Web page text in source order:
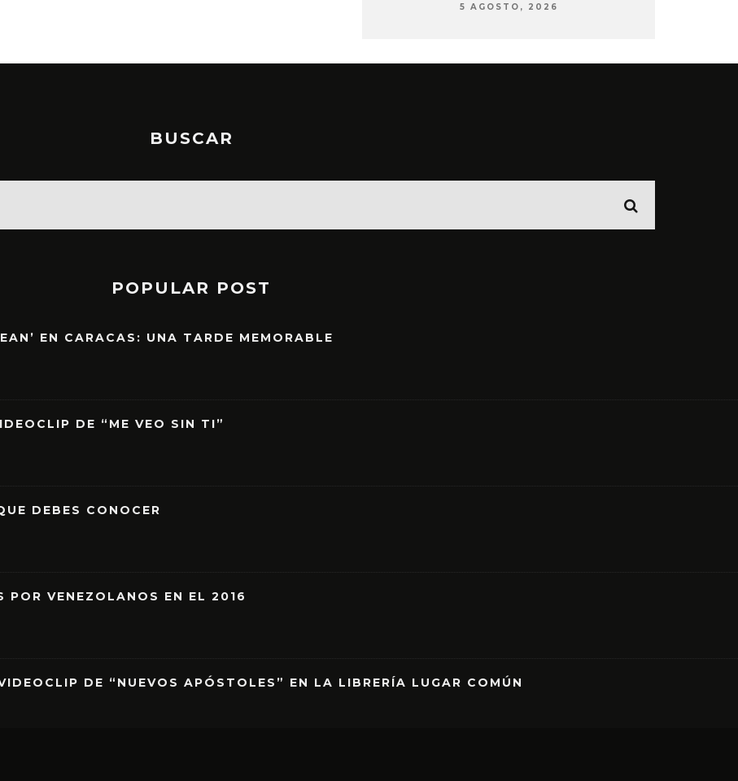
5 AGOSTO, 2026
BUSCAR
POPULAR POST
EN CARACAS: UNA TARDE MEMORABLE
DE “ME VEO SIN TI”
DEBES CONOCER
POR VENEZOLANOS EN EL 2016
DE “NUEVOS APÓSTOLES” EN LA LIBRERÍA LUGAR COMÚN